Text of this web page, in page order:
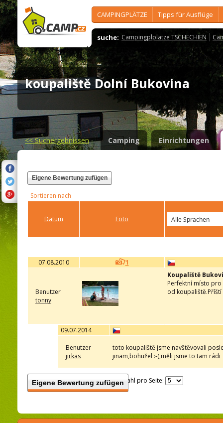
CAMPINGPLÄTZE Tipps für Ausflüge
suche: Campingplplätze TSCHECHIEN
koupaliště Dolní Bukovina
<<Suchergebnissen Camping Einrichtungen
Eigene Bewertung zufügen
Sortieren nach
Datum Foto
07.08.2010 1
Benutzer
tonny
Koupaliště
Perfektní místo
od
09.07.2014
Benutzer
jirkas
toto koupaliště jsme navštěvovali
jinam,bohužel :-(,měli jsme to tam rádi
Eigene Bewertung zufügenAnzahl pro Seite: